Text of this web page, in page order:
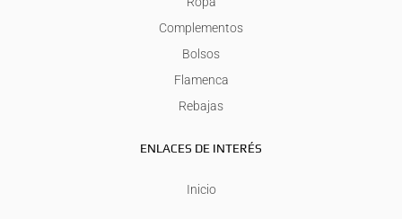
Complementos
Bolsos
Flamenca
Rebajas
ENLACES DE INTERÉS
Inicio